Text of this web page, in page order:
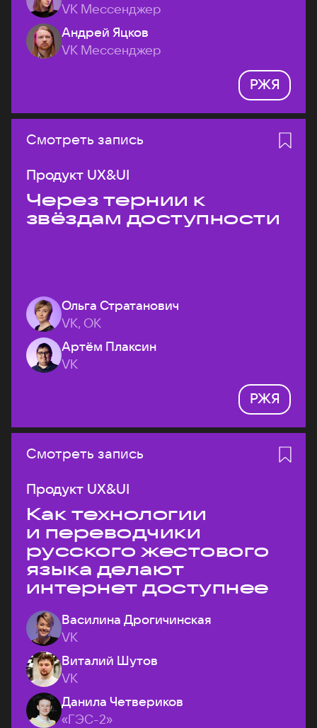
VK Мессенджер
Андрей Яцков
VK Мессенджер
РЖЯ
Смотреть запись
Продукт UX&UI
Через тернии к
звёздам доступности
Ольга Стратанович
VK, ОК
Артём Плаксин
VK
РЖЯ
Смотреть запись
Продукт UX&UI
Как технологии
и переводчики
русского жестового
языка делают
интернет доступнее
Василина Дрогичинская
VK
Виталий Шутов
VK
Данила Четвериков
«ГЭС-2»